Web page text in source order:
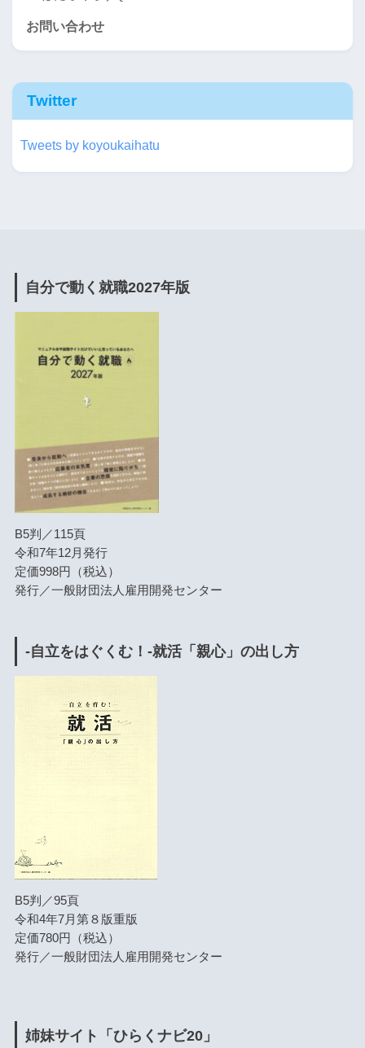
お問い合わせ
Twitter
Tweets by koyoukaihatu
自分で動く就職2027年版
B5判／115頁
令和7年12月発行
定価998円（税込）
発行／一般財団法人雇用開発センター
-自立をはぐくむ！-就活「親心」の出し方
B5判／95頁
令和4年7月第８版重版
定価780円（税込）
発行／一般財団法人雇用開発センター
姉妹サイト「ひらくナビ20」